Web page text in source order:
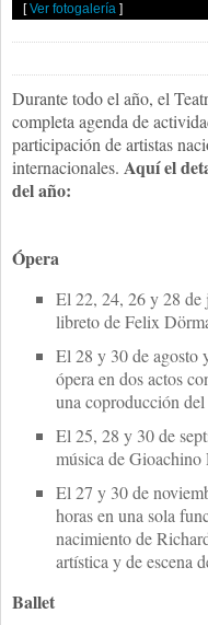
[Ver fotogalería ]
Durante todo el año, el
completa agenda de
participación de artistas
internacionales. Aquí el
del año:
Ópera
El 22, 24, 26 y 28 de
libreto de Felix
El 28 y 30 de agosto
ópera en dos actos
una coproducción
El 25, 28 y 30 de
música de
El 27 y 30 de
horas en una sola
nacimiento de
artística y de escena
Ballet